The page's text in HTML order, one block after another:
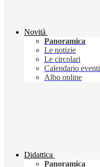
Novità
Panoramica
Le notizie
Le circolari
Calendario eventi
Albo online
Didattica
Panoramica